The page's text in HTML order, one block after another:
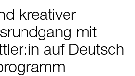
kreativer
mit
auf Deutsch